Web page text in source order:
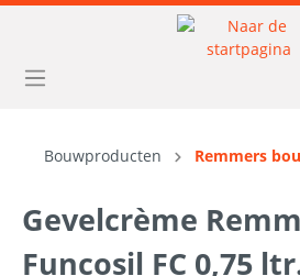
Bouwproducten Remmers
Gevelcrème
Funcosil FC 0,75